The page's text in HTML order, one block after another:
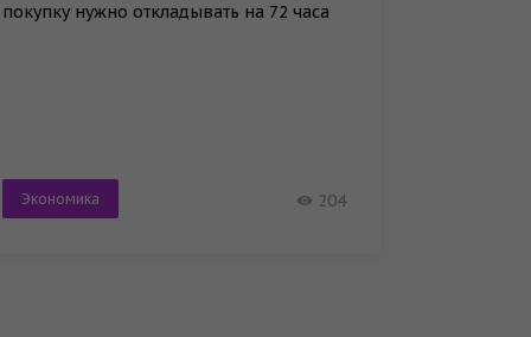
покупку нужно откладывать на 72 часа
Экономика 204